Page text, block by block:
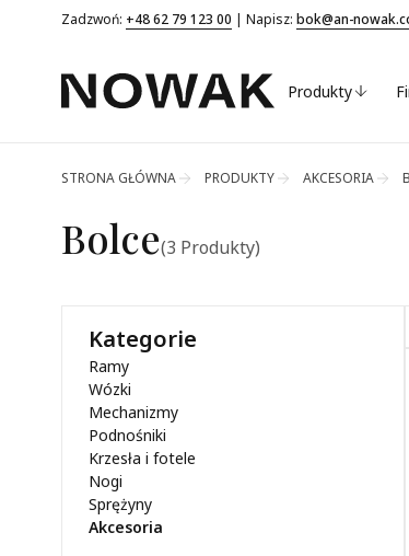
Zadzwoń: +48 62 79 123 00 | Napisz: bok@an-
Produkty
STRONA GŁÓWNA PRODUKTY AKCESORIA
Bolce(3 Produkty)
Kategorie
Ramy
Wózki
Mechanizmy
Podnośniki
Krzesła i fotele
Nogi
Sprężyny
Akcesoria